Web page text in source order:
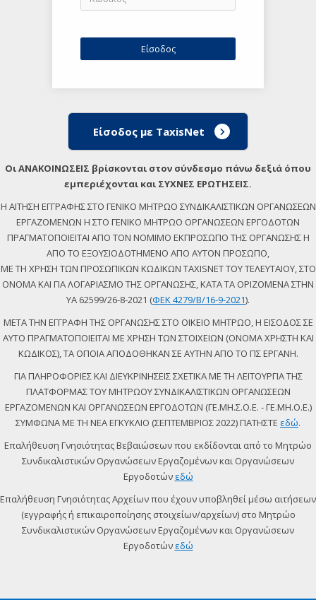
Είσοδος με TaxisNet
Οι ΑΝΑΚΟΙΝΩΣΕΙΣ βρίσκονται στον σύνδεσμο πάνω δεξιά όπου
εμπεριέχονται και ΣΥΧΝΕΣ ΕΡΩΤΗΣΕΙΣ.
Η ΑΙΤΗΣΗ ΕΓΓΡΑΦΗΣ ΣΤΟ ΓΕΝΙΚΟ ΜΗΤΡΩΟ ΣΥΝΔΙΚΑΛΙΣΤΙΚΩΝ ΟΡΓΑΝΩΣΕΩΝ
ΕΡΓΑΖΟΜΕΝΩΝ Η ΣΤΟ ΓΕΝΙΚΟ ΜΗΤΡΩΟ ΟΡΓΑΝΩΣΕΩΝ ΕΡΓΟΔΟΤΩΝ
ΠΡΑΓΜΑΤΟΠΟΙΕΙΤΑΙ ΑΠΟ ΤΟΝ ΝΟΜΙΜΟ ΕΚΠΡΟΣΩΠΟ ΤΗΣ ΟΡΓΑΝΩΣΗΣ Η
ΑΠΟ ΤΟ ΕΞΟΥΣΙΟΔΟΤΗΜΕΝΟ ΑΠΟ ΑΥΤΟΝ ΠΡΟΣΩΠΟ,
ΜΕ ΤΗ ΧΡΗΣΗ ΤΩΝ ΠΡΟΣΩΠΙΚΩΝ ΚΩΔΙΚΩΝ TAXISNET ΤΟΥ ΤΕΛΕΥΤΑΙΟΥ, ΣΤΟ
ΟΝΟΜΑ ΚΑΙ ΓΙΑ ΛΟΓΑΡΙΑΣΜΟ ΤΗΣ ΟΡΓΑΝΩΣΗΣ, ΚΑΤΑ ΤΑ ΟΡΙΖΟΜΕΝΑ ΣΤΗΝ
ΥΑ 62599/26-8-2021 (ΦΕΚ 4279/Β/16-9-2021).
ΜΕΤΑ ΤΗΝ ΕΓΓΡΑΦΗ ΤΗΣ ΟΡΓΑΝΩΣΗΣ ΣΤΟ ΟΙΚΕΙΟ ΜΗΤΡΩΟ, Η ΕΙΣΟΔΟΣ ΣΕ
ΑΥΤΟ ΠΡΑΓΜΑΤΟΠΟΙΕΙΤΑΙ ΜΕ ΧΡΗΣΗ ΤΩΝ ΣΤΟΙΧΕΙΩΝ (ΟΝΟΜΑ ΧΡΗΣΤΗ ΚΑΙ
ΚΩΔΙΚΟΣ), ΤΑ ΟΠΟΙΑ ΑΠΟΔΟΘΗΚΑΝ ΣΕ ΑΥΤΗΝ ΑΠΟ ΤΟ ΠΣ ΕΡΓΑΝΗ.
ΓΙΑ ΠΛΗΡΟΦΟΡΙΕΣ ΚΑΙ ΔΙΕΥΚΡΙΝΗΣΕΙΣ ΣΧΕΤΙΚΑ ΜΕ ΤΗ ΛΕΙΤΟΥΡΓΙΑ ΤΗΣ
ΠΛΑΤΦΟΡΜΑΣ ΤΟΥ ΜΗΤΡΩΟΥ ΣΥΝΔΙΚΑΛΙΣΤΙΚΩΝ ΟΡΓΑΝΩΣΕΩΝ
ΕΡΓΑΖΟΜΕΝΩΝ ΚΑΙ ΟΡΓΑΝΩΣΕΩΝ ΕΡΓΟΔΟΤΩΝ (ΓΕ.ΜΗ.Σ.Ο.Ε. - ΓΕ.ΜΗ.Ο.Ε.)
ΣΥΜΦΩΝΑ ΜΕ ΤΗ ΝΕΑ ΕΓΚΥΚΛΙΟ (ΣΕΠΤΕΜΒΡΙΟΣ 2022) ΠΑΤΗΣΤΕ εδώ.
Επαλήθευση Γνησιότητας Βεβαιώσεων που εκδίδονται από το Μητρώο
Συνδικαλιστικών Οργανώσεων Εργαζομένων και Οργανώσεων
Εργοδοτών εδώ
Επαλήθευση Γνησιότητας Αρχείων που έχουν υποβληθεί μέσω αιτήσεων
(εγγραφής ή επικαιροποίησης στοιχείων/αρχείων) στο Μητρώο
Συνδικαλιστικών Οργανώσεων Εργαζομένων και Οργανώσεων
Εργοδοτών εδώ